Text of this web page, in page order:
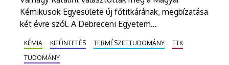
Kémikusok Egyesülete új főtitkárának, megbízatása
két évre szól. A Debreceni Egyetem
Természettudományi és Technológiai Kar Kémiai
Intézetének igazgatója a Náray-Szabó István
Tudományos Díjat is átvehette a szervezet
KÉMIA KITÜNTETÉS TERMÉSZETTUDOMÁNY
TTK
TUDOMÁNY